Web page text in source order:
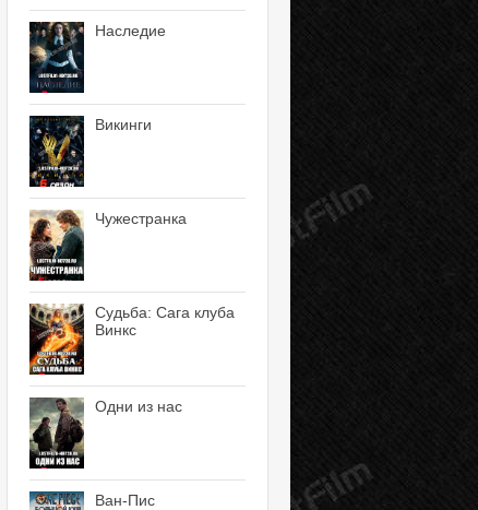
Наследие
Викинги
Чужестранка
Судьба: Сага клуба
Винкс
Одни из нас
Ван-Пис